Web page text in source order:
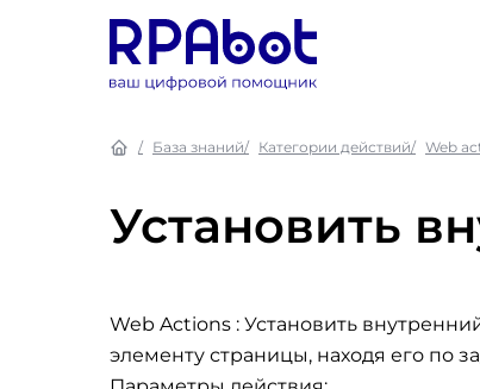
База знаний Категории действий Web
Установить
Web Actions : Установить
элементу страницы, находя его по